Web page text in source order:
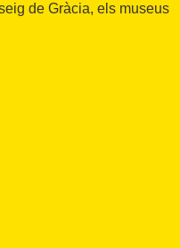
de Gràcia, els museus